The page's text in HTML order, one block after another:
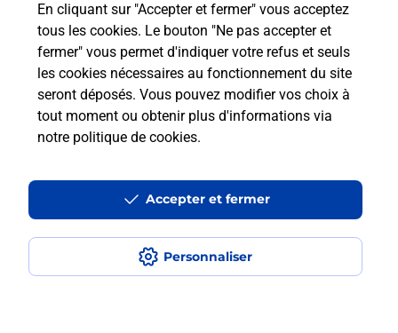
En cliquant sur "Accepter et fermer" vous acceptez
tous les cookies. Le bouton "Ne pas accepter et
fermer" vous permet d'indiquer votre refus et seuls
les cookies nécessaires au fonctionnement du site
seront déposés. Vous pouvez modifier vos choix à
tout moment ou obtenir plus d'informations via
notre politique de cookies.
Personnaliser
Accepter et fermer
CHARTREUX (10000) ? Découvrez toutes les
solutions proposées par La Poste.
En savoir plus
Quel est le prix d’une photocopie ?